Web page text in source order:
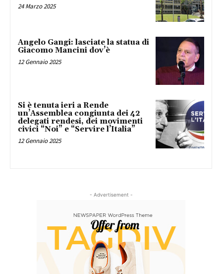
24 Marzo 2025
Angelo Gangi: lasciate la statua di
Giacomo Mancini dov’è
12 Gennaio 2025
Si è tenuta ieri a Rende
un’Assemblea congiunta dei 42
delegati rendesi, dei movimenti
civici “Noi” e “Servire l’Italia”
12 Gennaio 2025
- Advertisement -